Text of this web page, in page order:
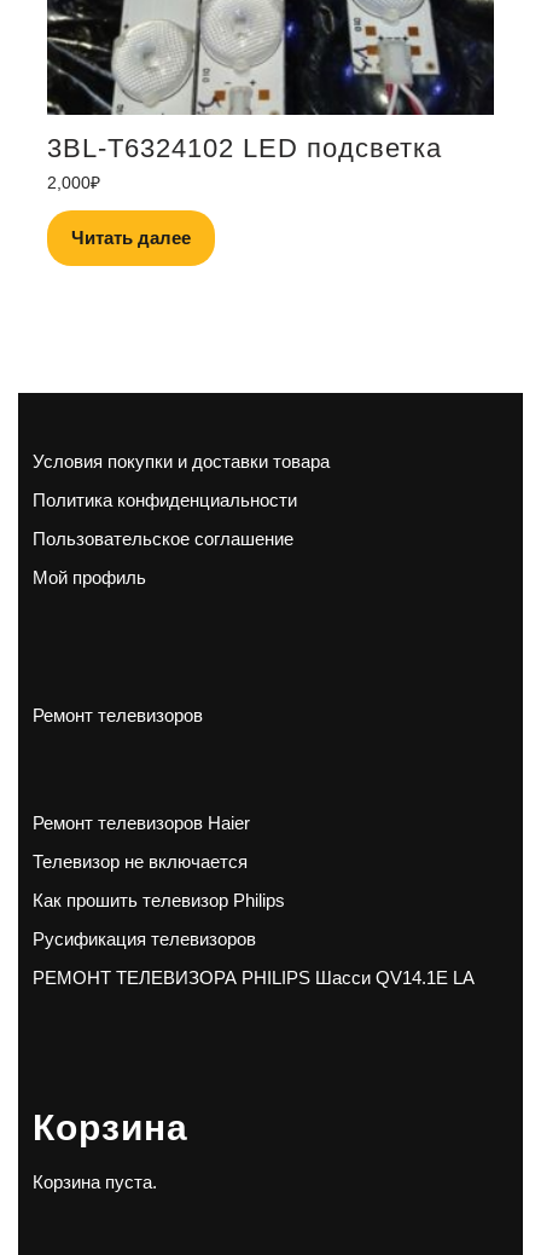
3BL-T6324102 LED подсветка
2,000₽
Читать далее
Условия покупки и доставки товара
Политика конфиденциальности
Пользовательское соглашение
Мой профиль
Ремонт телевизоров
Ремонт телевизоров Haier
Телевизор не включается
Как прошить телевизор Philips
Русификация телевизоров
РЕМОНТ ТЕЛЕВИЗОРА PHILIPS Шасси QV14.1E LA
Корзина
Корзина пуста.